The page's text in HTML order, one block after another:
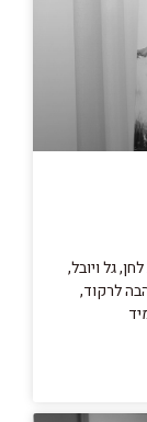
גל ויובל,
לרקוד,